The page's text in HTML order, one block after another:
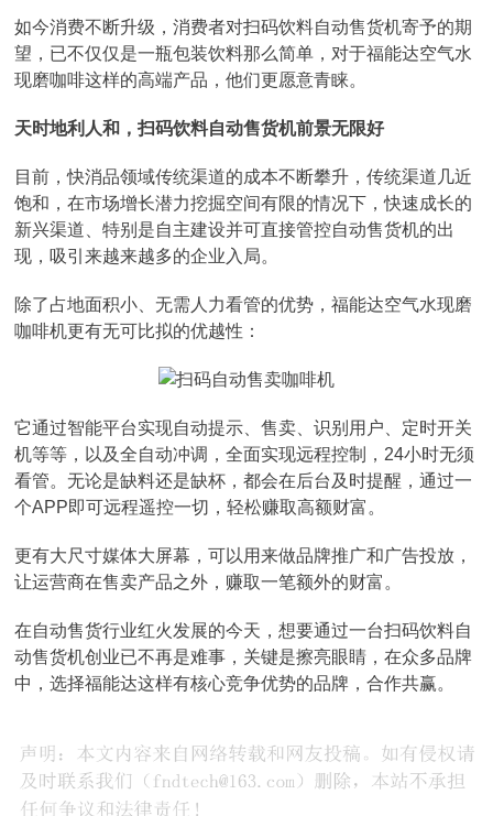
如今消费不断升级，消费者对扫码饮料自动售货机寄予的期
望，已不仅仅是一瓶包装饮料那么简单，对于福能达空气水
现磨咖啡这样的高端产品，他们更愿意青睐。
天时地利人和，扫码饮料自动售货机前景无限好
目前，快消品领域传统渠道的成本不断攀升，传统渠道几近
饱和，在市场增长潜力挖掘空间有限的情况下，快速成长的
新兴渠道、特别是自主建设并可直接管控自动售货机的出
现，吸引来越来越多的企业入局。
除了占地面积小、无需人力看管的优势，福能达空气水现磨
咖啡机更有无可比拟的优越性：
它通过智能平台实现自动提示、售卖、识别用户、定时开关
机等等，以及全自动冲调，全面实现远程控制，24小时无须
看管。无论是缺料还是缺杯，都会在后台及时提醒，通过一
个APP即可远程遥控一切，轻松赚取高额财富。
更有大尺寸媒体大屏幕，可以用来做品牌推广和广告投放，
让运营商在售卖产品之外，赚取一笔额外的财富。
在自动售货行业红火发展的今天，想要通过一台扫码饮料自
动售货机创业已不再是难事，关键是擦亮眼睛，在众多品牌
中，选择福能达这样有核心竞争优势的品牌，合作共赢。